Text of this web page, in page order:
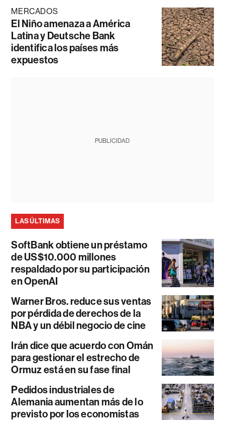
MERCADOS
El Niño amenaza a América
Latina y Deutsche Bank
identifica los países más
expuestos
PUBLICIDAD
LAS ÚLTIMAS
SoftBank obtiene un préstamo
de US$10.000 millones
respaldado por su participación
en OpenAI
Warner Bros. reduce sus ventas
por pérdida de derechos de la
NBA y un débil negocio de cine
Irán dice que acuerdo con Omán
para gestionar el estrecho de
Ormuz está en su fase final
Pedidos industriales de
Alemania aumentan más de lo
previsto por los economistas